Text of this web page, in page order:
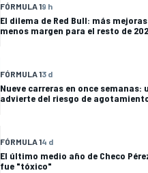
FÓRMULA 19 h
El dilema de Red Bull: más
menos margen para el resto de
FÓRMULA 13 d
Nueve carreras en once semanas:
advierte del riesgo de
FÓRMULA 14 d
El último medio año de Checo
fue "tóxico"